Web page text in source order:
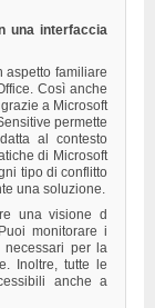
una interfaccia
aspetto familiare
Così anche
a Microsoft
permette
al contesto
di Microsoft
tipo di conflitto
una soluzione.
una visione d
monitorare i
necessari per la
Inoltre, tutte le
anche a